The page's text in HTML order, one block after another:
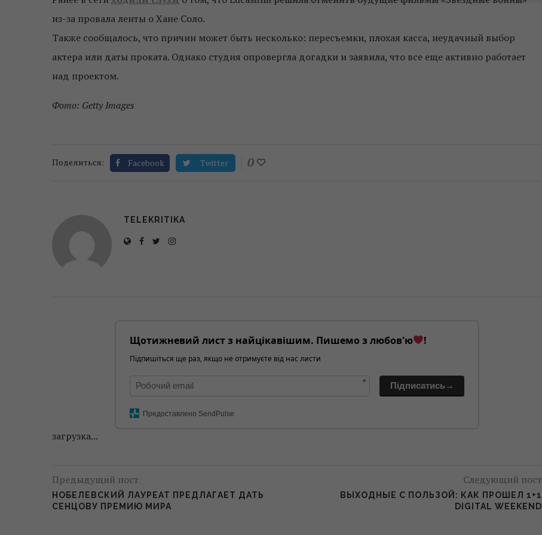
из-за провала ленты о Хане Соло.
Также сообщалось, что причин может быть несколько: пересъемки, плохая касса, неудачный выбор
актера или даты проката. Однако студия опровергла догадки и заявила, что все еще активно работает
над проектом.
Фото: Getty Images
Поделиться: Facebook Twitter 0
TELEKRITIKA
Щотижневий лист з найцікавішим. Пишемо з любов'ю !
Підпишіться ще раз, якщо не отримуєте від нас листи
* Підписатись→
Предоставлено SendPulse
загрузка...
Предыдущий пост
НОБЕЛЕВСКИЙ ЛАУРЕАТ ПРЕДЛАГАЕТ ДАТЬ
СЕНЦОВУ ПРЕМИЮ МИРА
Следующий пост
ВЫХОДНЫЕ С ПОЛЬЗОЙ: КАК ПРОШЕЛ 1+1
DIGITAL WEEKEND